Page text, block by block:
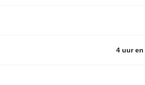
4 uur en